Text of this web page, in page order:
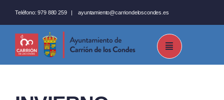
al
contenido
Teléfono: 979 880 259 |ayuntamiento@carriondeloscondes.es